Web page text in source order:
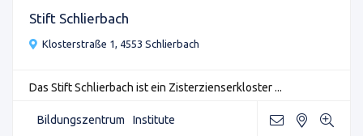
Stift Schlierbach
Klosterstraße 1, 4553 Schlierbach
Das Stift Schlierbach ist ein Zisterzienserkloster ...
Bildungszentrum Institute